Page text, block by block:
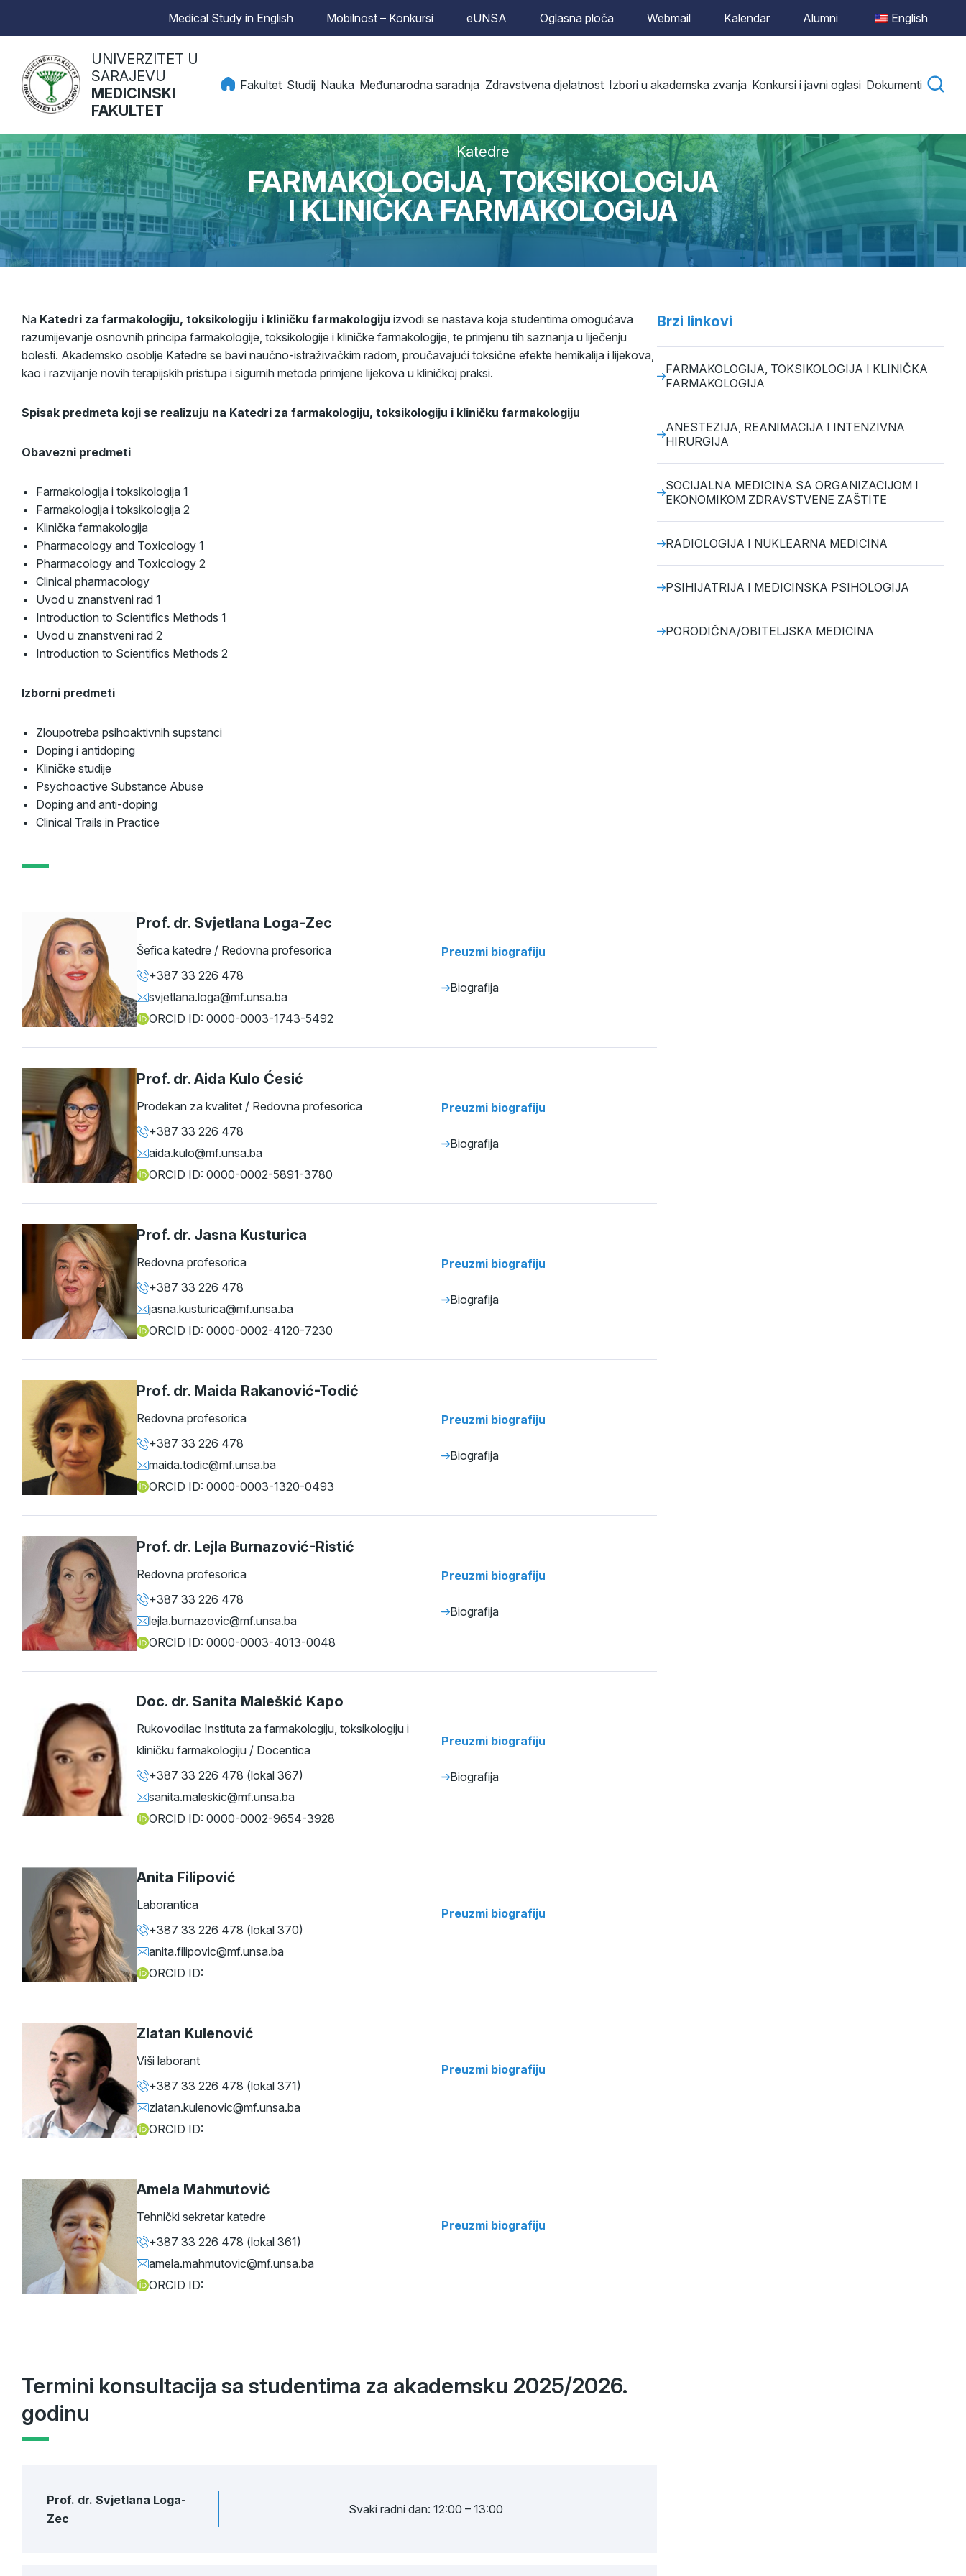
Medical Study in English Mobilnost – Konkursi eUNSA Oglasna ploča Webmail Kalendar Alumni English
UNIVERZITET U
SARAJEVU
MEDICINSKI
FAKULTET
Fakultet Studij Nauka Međunarodna saradnja Zdravstvena djelatnost Izbori u akademska zvanja Konkursi i javni oglasi Dokumenti
Katedre
FARMAKOLOGIJA, TOKSIKOLOGIJA
I KLINIČKA FARMAKOLOGIJA
Na Katedri za farmakologiju, toksikologiju i kliničku farmakologiju izvodi se nastava koja studentima omogućava
razumijevanje osnovnih principa farmakologije, toksikologije i kliničke farmakologije, te primjenu tih saznanja u liječenju
bolesti. Akademsko osoblje Katedre se bavi naučno-istraživačkim radom, proučavajući toksične efekte hemikalija i lijekova,
kao i razvijanje novih terapijskih pristupa i sigurnih metoda primjene lijekova u kliničkoj praksi.
Spisak predmeta koji se realizuju na Katedri za farmakologiju, toksikologiju i kliničku farmakologiju
Obavezni predmeti
Farmakologija i toksikologija 1
Farmakologija i toksikologija 2
Klinička farmakologija
Pharmacology and Toxicology 1
Pharmacology and Toxicology 2
Clinical pharmacology
Uvod u znanstveni rad 1
Introduction to Scientifics Methods 1
Uvod u znanstveni rad 2
Introduction to Scientifics Methods 2
Izborni predmeti
Zloupotreba psihoaktivnih supstanci
Doping i antidoping
Kliničke studije
Psychoactive Substance Abuse
Doping and anti-doping
Clinical Trails in Practice
Prof. dr. Svjetlana Loga-Zec
Šefica katedre / Redovna profesorica
+387 33 226 478
svjetlana.loga@mf.unsa.ba
ORCID ID: 0000-0003-1743-5492
Preuzmi biografiju
Biografija
Prof. dr. Aida Kulo Ćesić
Prodekan za kvalitet / Redovna profesorica
+387 33 226 478
aida.kulo@mf.unsa.ba
ORCID ID: 0000-0002-5891-3780
Preuzmi biografiju
Biografija
Prof. dr. Jasna Kusturica
Redovna profesorica
+387 33 226 478
jasna.kusturica@mf.unsa.ba
ORCID ID: 0000-0002-4120-7230
Preuzmi biografiju
Biografija
Prof. dr. Maida Rakanović-Todić
Redovna profesorica
+387 33 226 478
maida.todic@mf.unsa.ba
ORCID ID: 0000-0003-1320-0493
Preuzmi biografiju
Biografija
Prof. dr. Lejla Burnazović-Ristić
Redovna profesorica
+387 33 226 478
lejla.burnazovic@mf.unsa.ba
ORCID ID: 0000-0003-4013-0048
Preuzmi biografiju
Biografija
Doc. dr. Sanita Maleškić Kapo
Rukovodilac Instituta za farmakologiju, toksikologiju i
kliničku farmakologiju / Docentica
+387 33 226 478 (lokal 367)
sanita.maleskic@mf.unsa.ba
ORCID ID: 0000-0002-9654-3928
Preuzmi biografiju
Biografija
Anita Filipović
Laborantica
+387 33 226 478 (lokal 370)
anita.filipovic@mf.unsa.ba
ORCID ID:
Preuzmi biografiju
Zlatan Kulenović
Viši laborant
+387 33 226 478 (lokal 371)
zlatan.kulenovic@mf.unsa.ba
ORCID ID:
Preuzmi biografiju
Amela Mahmutović
Tehnički sekretar katedre
+387 33 226 478 (lokal 361)
amela.mahmutovic@mf.unsa.ba
ORCID ID:
Preuzmi biografiju
Termini konsultacija sa studentima za akademsku 2025/2026.
godinu
Prof. dr. Svjetlana Loga-
Zec
Svaki radni dan: 12:00 – 13:00
Brzi linkovi
FARMAKOLOGIJA, TOKSIKOLOGIJA I KLINIČKA
FARMAKOLOGIJA
ANESTEZIJA, REANIMACIJA I INTENZIVNA
HIRURGIJA
SOCIJALNA MEDICINA SA ORGANIZACIJOM I
EKONOMIKOM ZDRAVSTVENE ZAŠTITE
RADIOLOGIJA I NUKLEARNA MEDICINA
PSIHIJATRIJA I MEDICINSKA PSIHOLOGIJA
PORODIČNA/OBITELJSKA MEDICINA